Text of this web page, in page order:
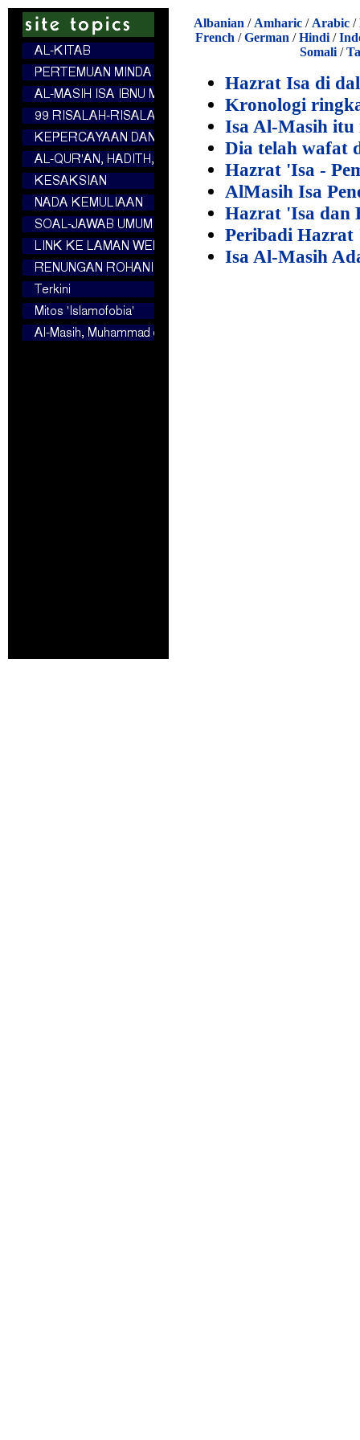
Albanian / Amharic / Arabic /
French /German /Hindi /
Somali/
Hazrat Isa di
Kronologi
Isa Al-Masih itu
Dia telah wafat
Hazrat 'Isa -
AlMasih Isa
Hazrat 'Isa dan
Peribadi
Isa Al-Masih